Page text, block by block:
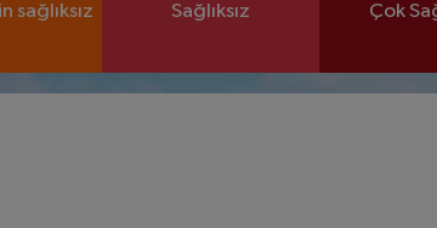
sağlıksız Sağlıksız Çok